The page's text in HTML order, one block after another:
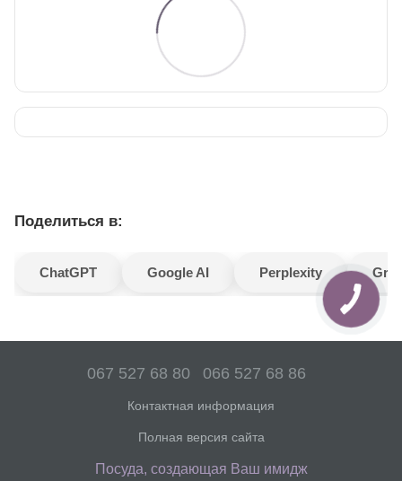
Поделиться в:
ChatGPT Google AI Perplexity
067 527 68 80 066 527 68 86
Контактная информация
Полная версия сайта
Посуда, создающая Ваш имидж